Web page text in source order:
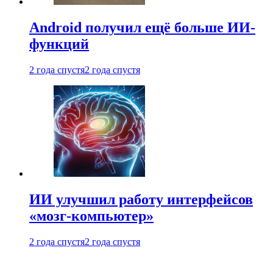
Android получил ещё больше ИИ-
функций
2 года спустя2 года спустя
ИИ улучшил работу интерфейсов
«мозг-компьютер»
2 года спустя2 года спустя